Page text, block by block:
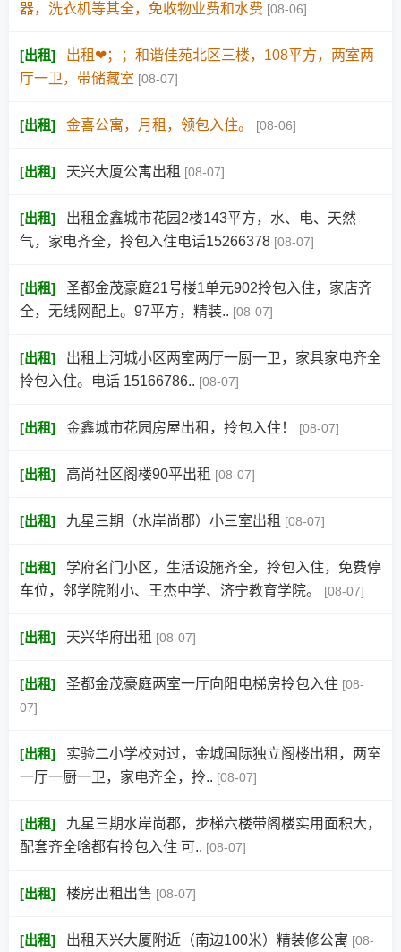
器，洗衣机等其全，免收物业费和水费 [08-06]
[出租]
出租❤；️；和谐佳苑北区三楼，108平方，两室两
厅一卫，带储藏室 [08-07]
[出租] 金喜公寓，月租，领包入住。 [08-06]
[出租] 天兴大厦公寓出租 [08-07]
[出租]
出租金鑫城市花园2楼143平方，水、电、天然
气，家电齐全，拎包入住电话15266378 [08-07]
[出租]
圣都金茂豪庭21号楼1单元902拎包入住，家店齐
全，无线网配上。97平方，精装.. [08-07]
[出租]
出租上河城小区两室两厅一厨一卫，家具家电齐全
拎包入住。电话 15166786.. [08-07]
[出租] 金鑫城市花园房屋出租，拎包入住！ [08-07]
[出租] 高尚社区阁楼90平出租 [08-07]
[出租] 九星三期（水岸尚郡）小三室出租 [08-07]
[出租]
学府名门小区，生活设施齐全，拎包入住，免费停
车位，邻学院附小、王杰中学、济宁教育学院。
[08-07]
[出租] 天兴华府出租 [08-07]
[出租] 圣都金茂豪庭两室一厅向阳电梯房拎包入住 [08-
07]
[出租]
实验二小学校对过，金城国际独立阁楼出租，两室
一厅一厨一卫，家电齐全，拎.. [08-07]
[出租]
九星三期水岸尚郡，步梯六楼带阁楼实用面积大，
配套齐全啥都有拎包入住 可.. [08-07]
[出租] 楼房出租出售 [08-07]
[出租] 出租天兴大厦附近（南边100米）精装修公寓 [08-